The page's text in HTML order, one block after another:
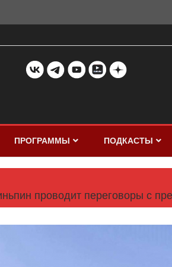
ПРОГРАММЫ ПОДКАСТЫ
проводит переговоры с